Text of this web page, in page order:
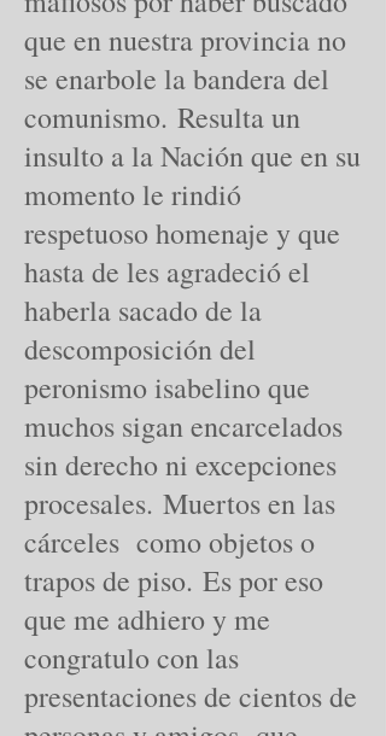
que en nuestra provincia no
se enarbole la bandera del
comunismo. Resulta un
insulto a la Nación que en su
momento le rindió
respetuoso homenaje y que
hasta de les agradeció el
haberla sacado de la
descomposición del
peronismo isabelino que
muchos sigan encarcelados
sin derecho ni excepciones
procesales. Muertos en las
cárceles como objetos o
trapos de piso. Es por eso
que me adhiero y me
congratulo con las
presentaciones de cientos de